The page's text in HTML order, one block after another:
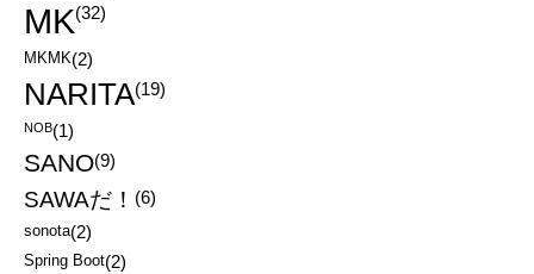
MK(32)
MKMK(2)
NARITA(19)
NOB(1)
SANO(9)
SAWAだ！ (6)
sonota(2)
Spring Boot(2)